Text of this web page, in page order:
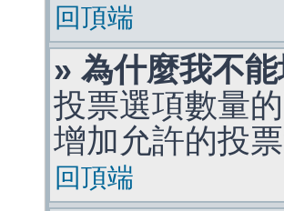
回頂端
» 為什麼我不
投票選項數量
增加允許的投
回頂端